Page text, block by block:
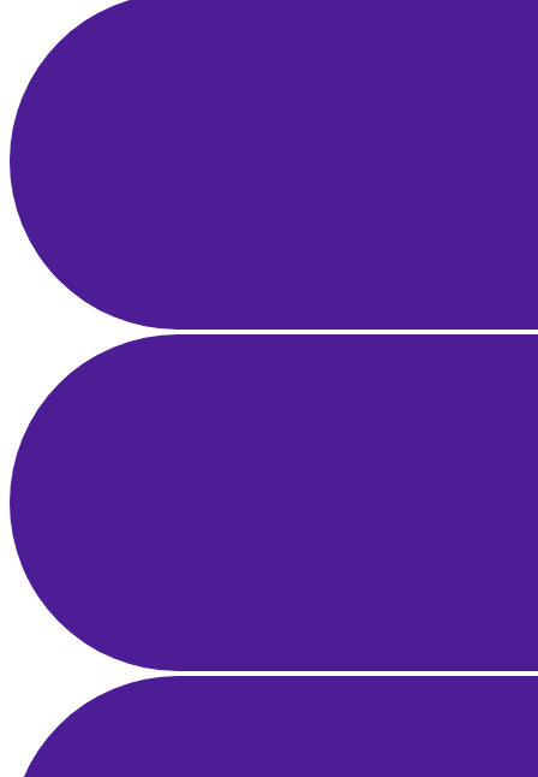
Erken Geri Bildirim
25 Mar 2025
Yerel SEO Rehberi: Google Haritalar ve Google İşletme Profili ile
Bölgesel Liderlik
21 Mar 2025